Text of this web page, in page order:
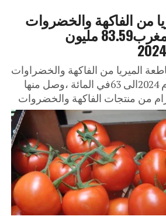
من الفاكهة والخضروات
الطازجة من المغرب83.59 مليون
الميريا من الفاكهة والخضراوات
من المغرب في عام 2024الى 63في المائة ،وصل منها
من منتجات الفاكهة والخضروات